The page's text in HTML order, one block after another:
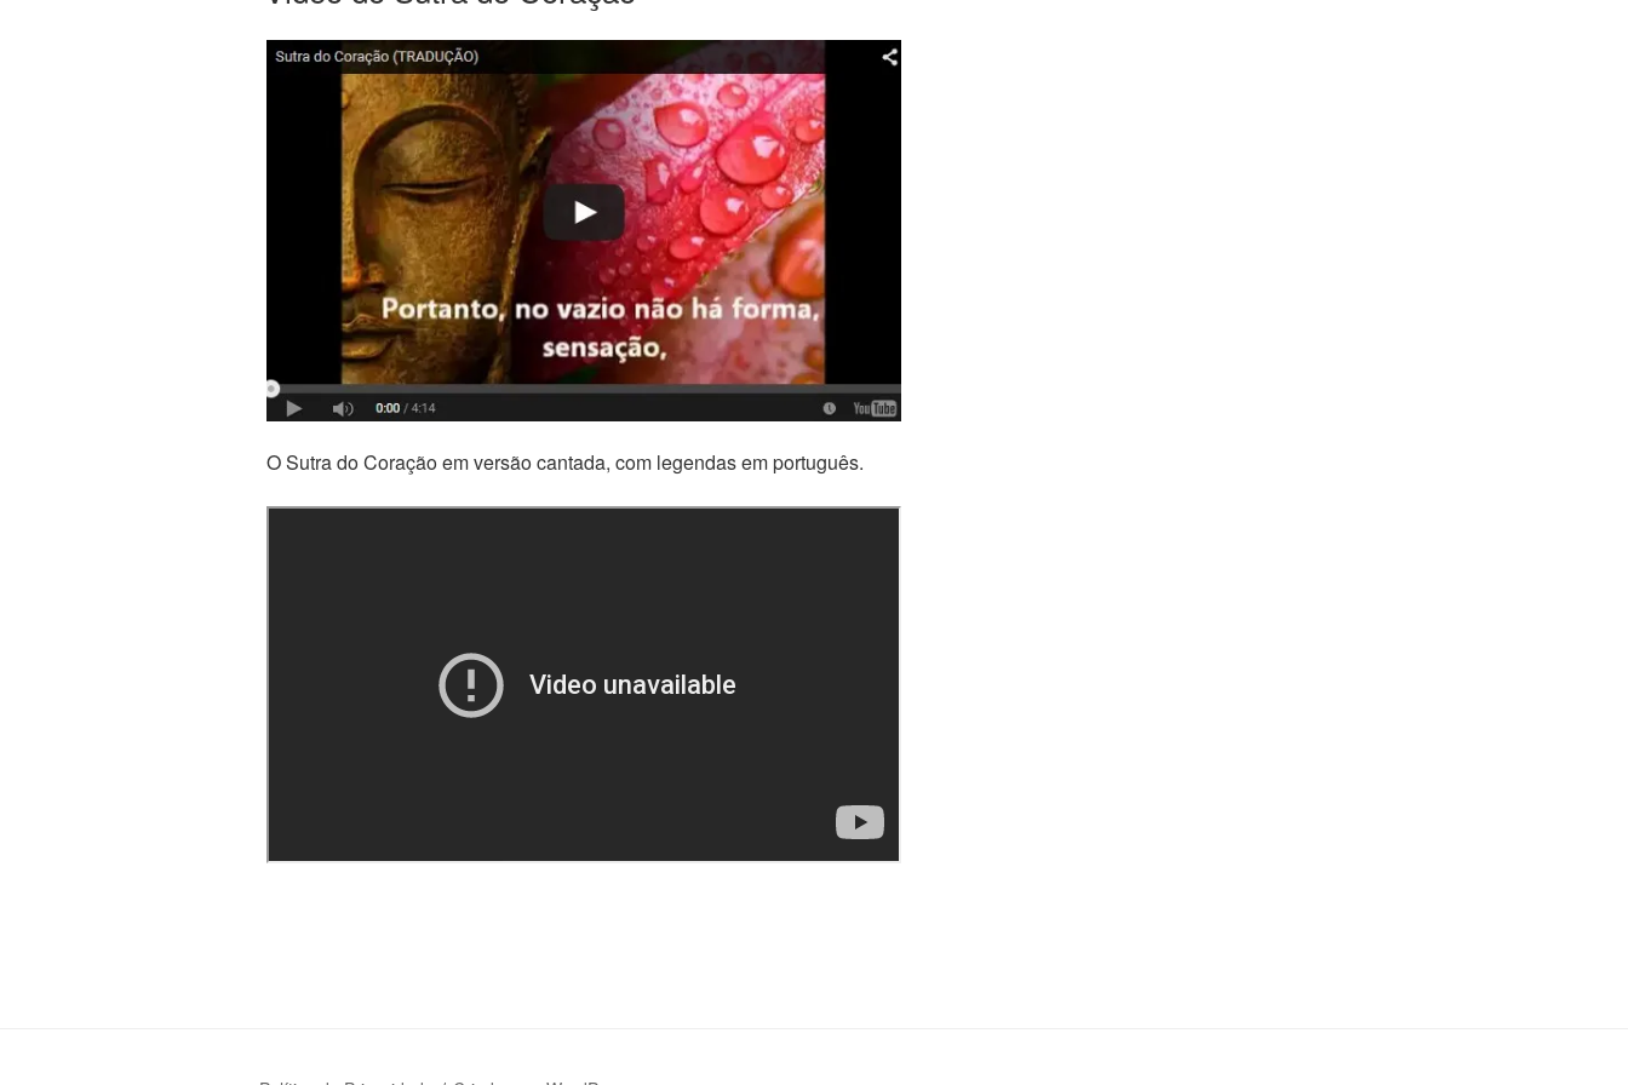
O Sutra do Coração em versão cantada, com legendas em português.